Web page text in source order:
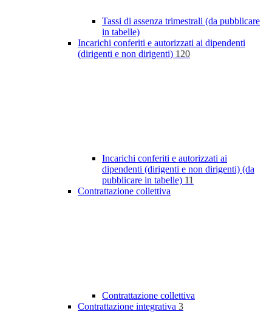
Tassi di assenza trimestrali (da pubblicare
in tabelle)
Incarichi conferiti e autorizzati ai dipendenti
(dirigenti e non dirigenti) 120
Incarichi conferiti e autorizzati ai
dipendenti (dirigenti e non dirigenti) (da
pubblicare in tabelle) 11
Contrattazione collettiva
Contrattazione collettiva
Contrattazione integrativa 3